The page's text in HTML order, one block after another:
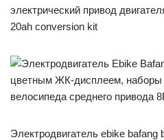
электрический привод
20ah conversion kit
Электродвигатель ebike bafang